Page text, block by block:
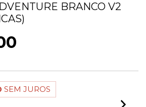
BRANCO V2
SEM JUROS